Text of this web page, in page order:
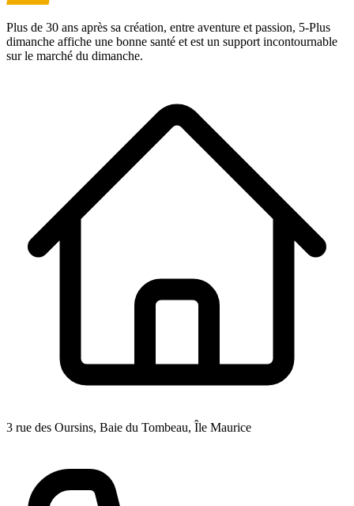
Plus de 30 ans après sa création, entre aventure et passion, 5-Plus
dimanche affiche une bonne santé et est un support incontournable
sur le marché du dimanche.
3 rue des Oursins, Baie du Tombeau, Île Maurice